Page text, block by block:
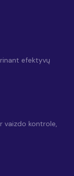
efektyvų
vaizdo kontrole,